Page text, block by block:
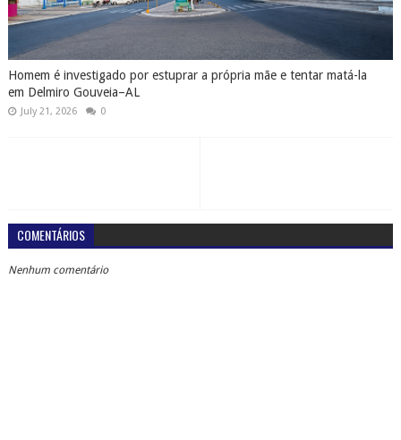
Homem é investigado por estuprar a própria mãe e tentar matá-la
em Delmiro Gouveia–AL
July 21, 2026 0
COMENTÁRIOS
Nenhum comentário